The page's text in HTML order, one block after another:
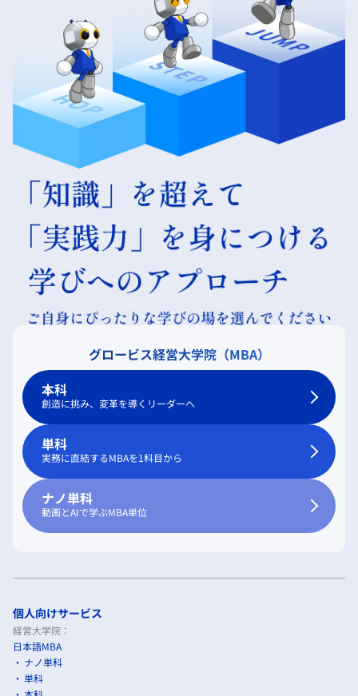
グロービス経営大学院（MBA）
本科
創造に挑み、変革を導くリーダーへ
単科
実務に直結するMBAを1科目から
ナノ単科
動画とAIで学ぶMBA単位
個人向けサービス
経営大学院：
日本語MBA
ナノ単科
単科